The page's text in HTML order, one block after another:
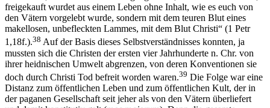
freigekauft wurdet aus einem Leben ohne Inhalt, wie es euch von
den Vätern vorgelebt wurde, sondern mit dem teuren Blut eines
makellosen, unbefleckten Lammes, mit dem Blut Christi“ (1 Petr
1,18f.).38 Auf der Basis dieses Selbstverständnisses konnten, ja
mussten sich die Christen der ersten vier Jahrhunderte n. Chr. von
ihrer heidnischen Umwelt abgrenzen, von deren Konventionen sie
doch durch Christi Tod befreit worden waren.39 Die Folge war eine
Distanz zum öffentlichen Leben und zum öffentlichen Kult, der in
der paganen Gesellschaft seit jeher als von den Vätern überliefert